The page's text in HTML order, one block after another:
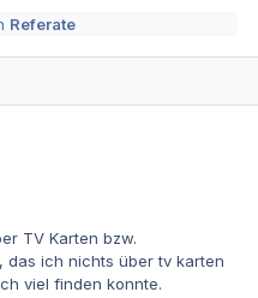
Referate
TV Karten bzw.
das ich nichts über tv karten
viel finden konnte.